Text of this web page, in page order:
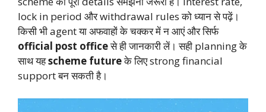
lock in period और withdrawal rules को ध्यान से पढ़ें।
किसी भी agent या अफवाहों के चक्कर में न आएं और सिर्फ
official post officeसे ही जानकारी लें। सही planning के
साथ यहscheme futureके लिए strong financial
support बन सकती है।